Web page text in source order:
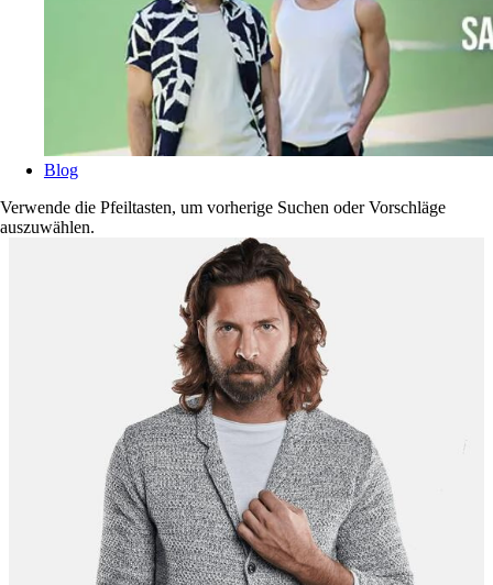
Blog
Verwende die Pfeiltasten, um vorherige Suchen oder Vorschläge
auszuwählen.